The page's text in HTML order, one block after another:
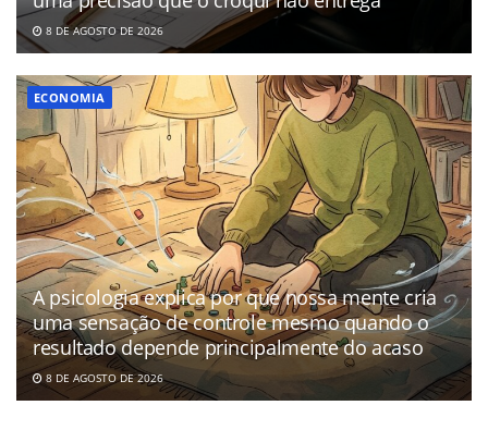
8 DE AGOSTO DE 2026
ECONOMIA
A psicologia explica por que nossa mente cria
uma sensação de controle mesmo quando o
resultado depende principalmente do acaso
8 DE AGOSTO DE 2026